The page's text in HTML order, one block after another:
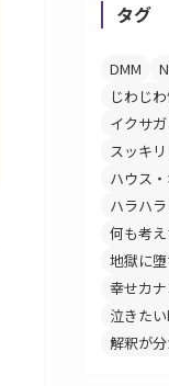
タグ
DMM
じわじ
イクサガ
スッキ
ハウス
ハラハ
何も考
地獄に
幸せカ
泣きた
解釈が